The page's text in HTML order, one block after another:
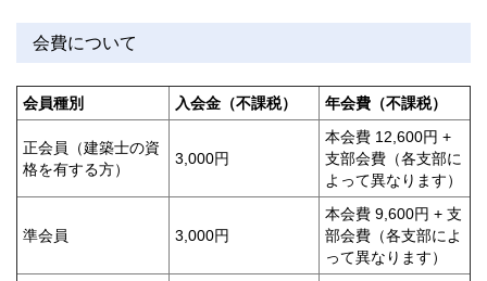
会費について
会員種別 入会金（不課税） 年会費（不課税）
正会員（建築士の資
格を有する方）
3,000円
本会費 12,600円 +
支部会費（各支部に
よって異なります）
準会員 3,000円
本会費 9,600円 + 支
部会費（各支部によ
って異なります）